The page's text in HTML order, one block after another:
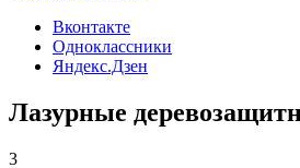
Вконтакте
Одноклассники
Яндекс.Дзен
Лазурные
3